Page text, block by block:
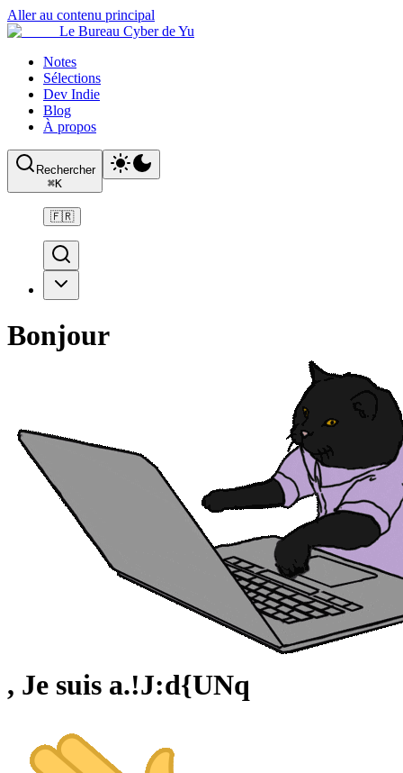
Aller au contenu principal
Le Bureau Cyber de Yu
Notes
Sélections
Dev Indie
Blog
À propos
Rechercher
⌘K
🇫🇷
Bonjour
, Je suis a.!J:d{UNq